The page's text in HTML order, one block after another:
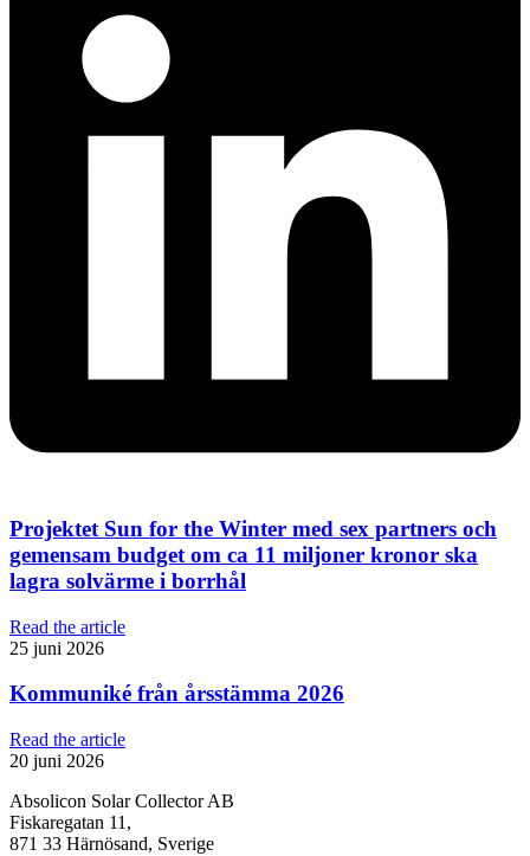
Projektet Sun for the Winter med sex partners och
gemensam budget om ca 11 miljoner kronor ska
lagra solvärme i borrhål
Read the article
25 juni 2026
Kommuniké från årsstämma 2026
Read the article
20 juni 2026
Absolicon Solar Collector AB
Fiskaregatan 11,
871 33 Härnösand, Sverige